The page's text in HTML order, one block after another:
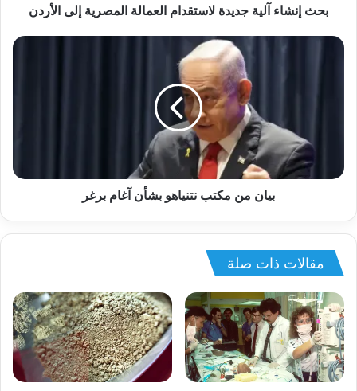
بحث إنشاء آلية جديدة لاستقدام العمالة المصرية إلى الأردن
بيان من مكتب نتنياهو بشأن آغام برغر
مقالات ذات صلة